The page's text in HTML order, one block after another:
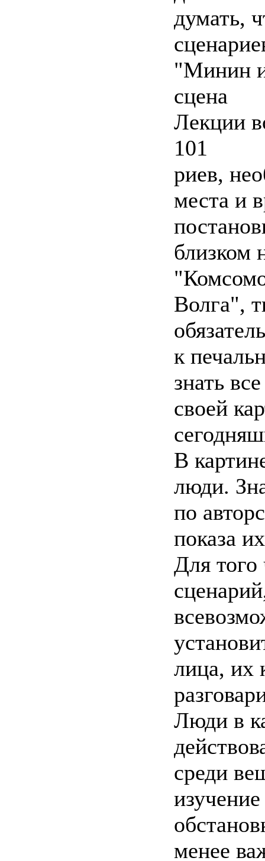
думать,
"Минин
сцена
Лекции
101
риев,
места и
близком
Волга",
к
знать
своей
В
люди.
по
показа
Для
лица, их
Люди в
среди
менее